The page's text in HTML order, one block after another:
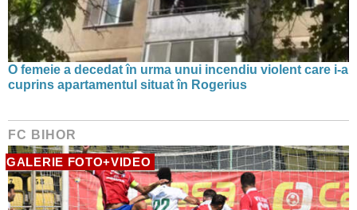
O femeie a decedat în urma unui incendiu violent care i-a
cuprins apartamentul situat în Rogerius
FC BIHOR
GALERIE FOTO+VIDEO